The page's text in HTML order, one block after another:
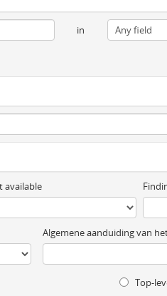
in
available
Algemene aanduiding van
Top-